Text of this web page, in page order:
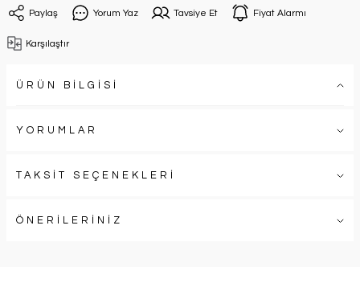
Paylaş Yorum Yaz Tavsiye Et Fiyat Alarmı
Karşılaştır
ÜRÜN BİLGİSİ
YORUMLAR
TAKSİT SEÇENEKLERİ
ÖNERİLERİNİZ